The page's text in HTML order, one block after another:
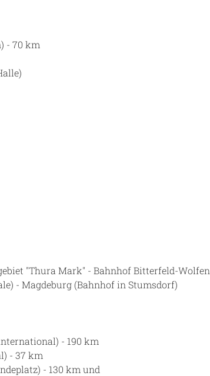
- 70 km
"Thura Mark" - Bahnhof Bitterfeld-Wolfen
- Magdeburg (Bahnhof in Stumsdorf)
- 190 km
- 37 km
- 130 km und